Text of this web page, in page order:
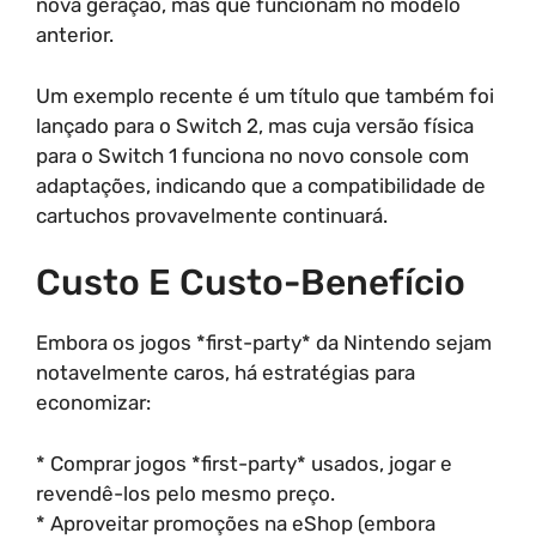
nova geração, mas que funcionam no modelo
anterior.
Um exemplo recente é um título que também foi
lançado para o Switch 2, mas cuja versão física
para o Switch 1 funciona no novo console com
adaptações, indicando que a compatibilidade de
cartuchos provavelmente continuará.
Custo E Custo-Benefício
Embora os jogos *first-party* da Nintendo sejam
notavelmente caros, há estratégias para
economizar:
* Comprar jogos *first-party* usados, jogar e
revendê-los pelo mesmo preço.
* Aproveitar promoções na eShop (embora